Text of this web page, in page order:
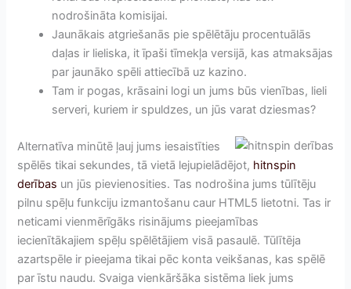
nodrošināta komisijai.
Jaunākais atgriešanās pie spēlētāju procentuālās
daļas ir lieliska, it īpaši tīmekļa versijā, kas atmaksājas
par jaunāko spēli attiecībā uz kazino.
Tam ir pogas, krāsaini logi un jums būs vienības, lieli
serveri, kuriem ir spuldzes, un jūs varat dziesmas?
Alternatīva minūtē ļauj jums iesaistīties
spēlēs tikai sekundes, tā vietā lejupielādējot, hitnspin
derības un jūs pievienosities. Tas nodrošina jums tūlītēju
pilnu spēļu funkciju izmantošanu caur HTML5 lietotni. Tas ir
neticami vienmērīgāks risinājums pieejamības
iecienītākajiem spēļu spēlētājiem visā pasaulē. Tūlītēja
azartspēle ir pieejama tikai pēc konta veikšanas, kas spēlē
par īstu naudu. Svaiga vienkāršāka sistēma liek jums